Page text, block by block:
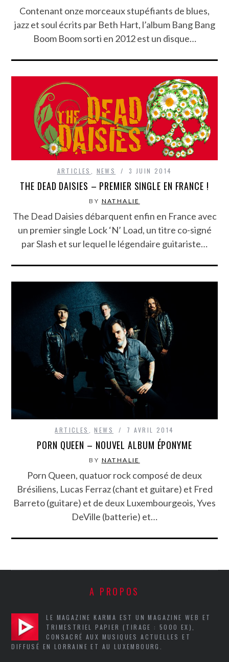
Contenant onze morceaux stupéfiants de blues,
jazz et soul écrits par Beth Hart, l’album Bang Bang
Boom Boom sorti en 2012 est un disque…
ARTICLES NEWS 3 JUIN 2014
THE DEAD DAISIES – PREMIER SINGLE EN FRANCE !
BY NATHALIE
The Dead Daisies débarquent enfin en France avec
un premier single Lock ‘N’ Load, un titre co-signé
par Slash et sur lequel le légendaire guitariste…
ARTICLES ,NEWS 7 AVRIL 2014
PORN QUEEN – NOUVEL ALBUM ÉPONYME
BY NATHALIE
Porn Queen, quatuor rock composé de deux
Brésiliens, Lucas Ferraz (chant et guitare) et Fred
Barreto (guitare) et de deux Luxembourgeois, Yves
DeVille (batterie) et…
A PROPOS
LE MAGAZINE KARMA EST UN MAGAZINE WEB ET
TRIMESTRIEL PAPIER (TIRAGE : 5000 EX),
CONSACRÉ AUX MUSIQUES ACTUELLES ET
DIFFUSÉ EN LORRAINE ET AU LUXEMBOURG.